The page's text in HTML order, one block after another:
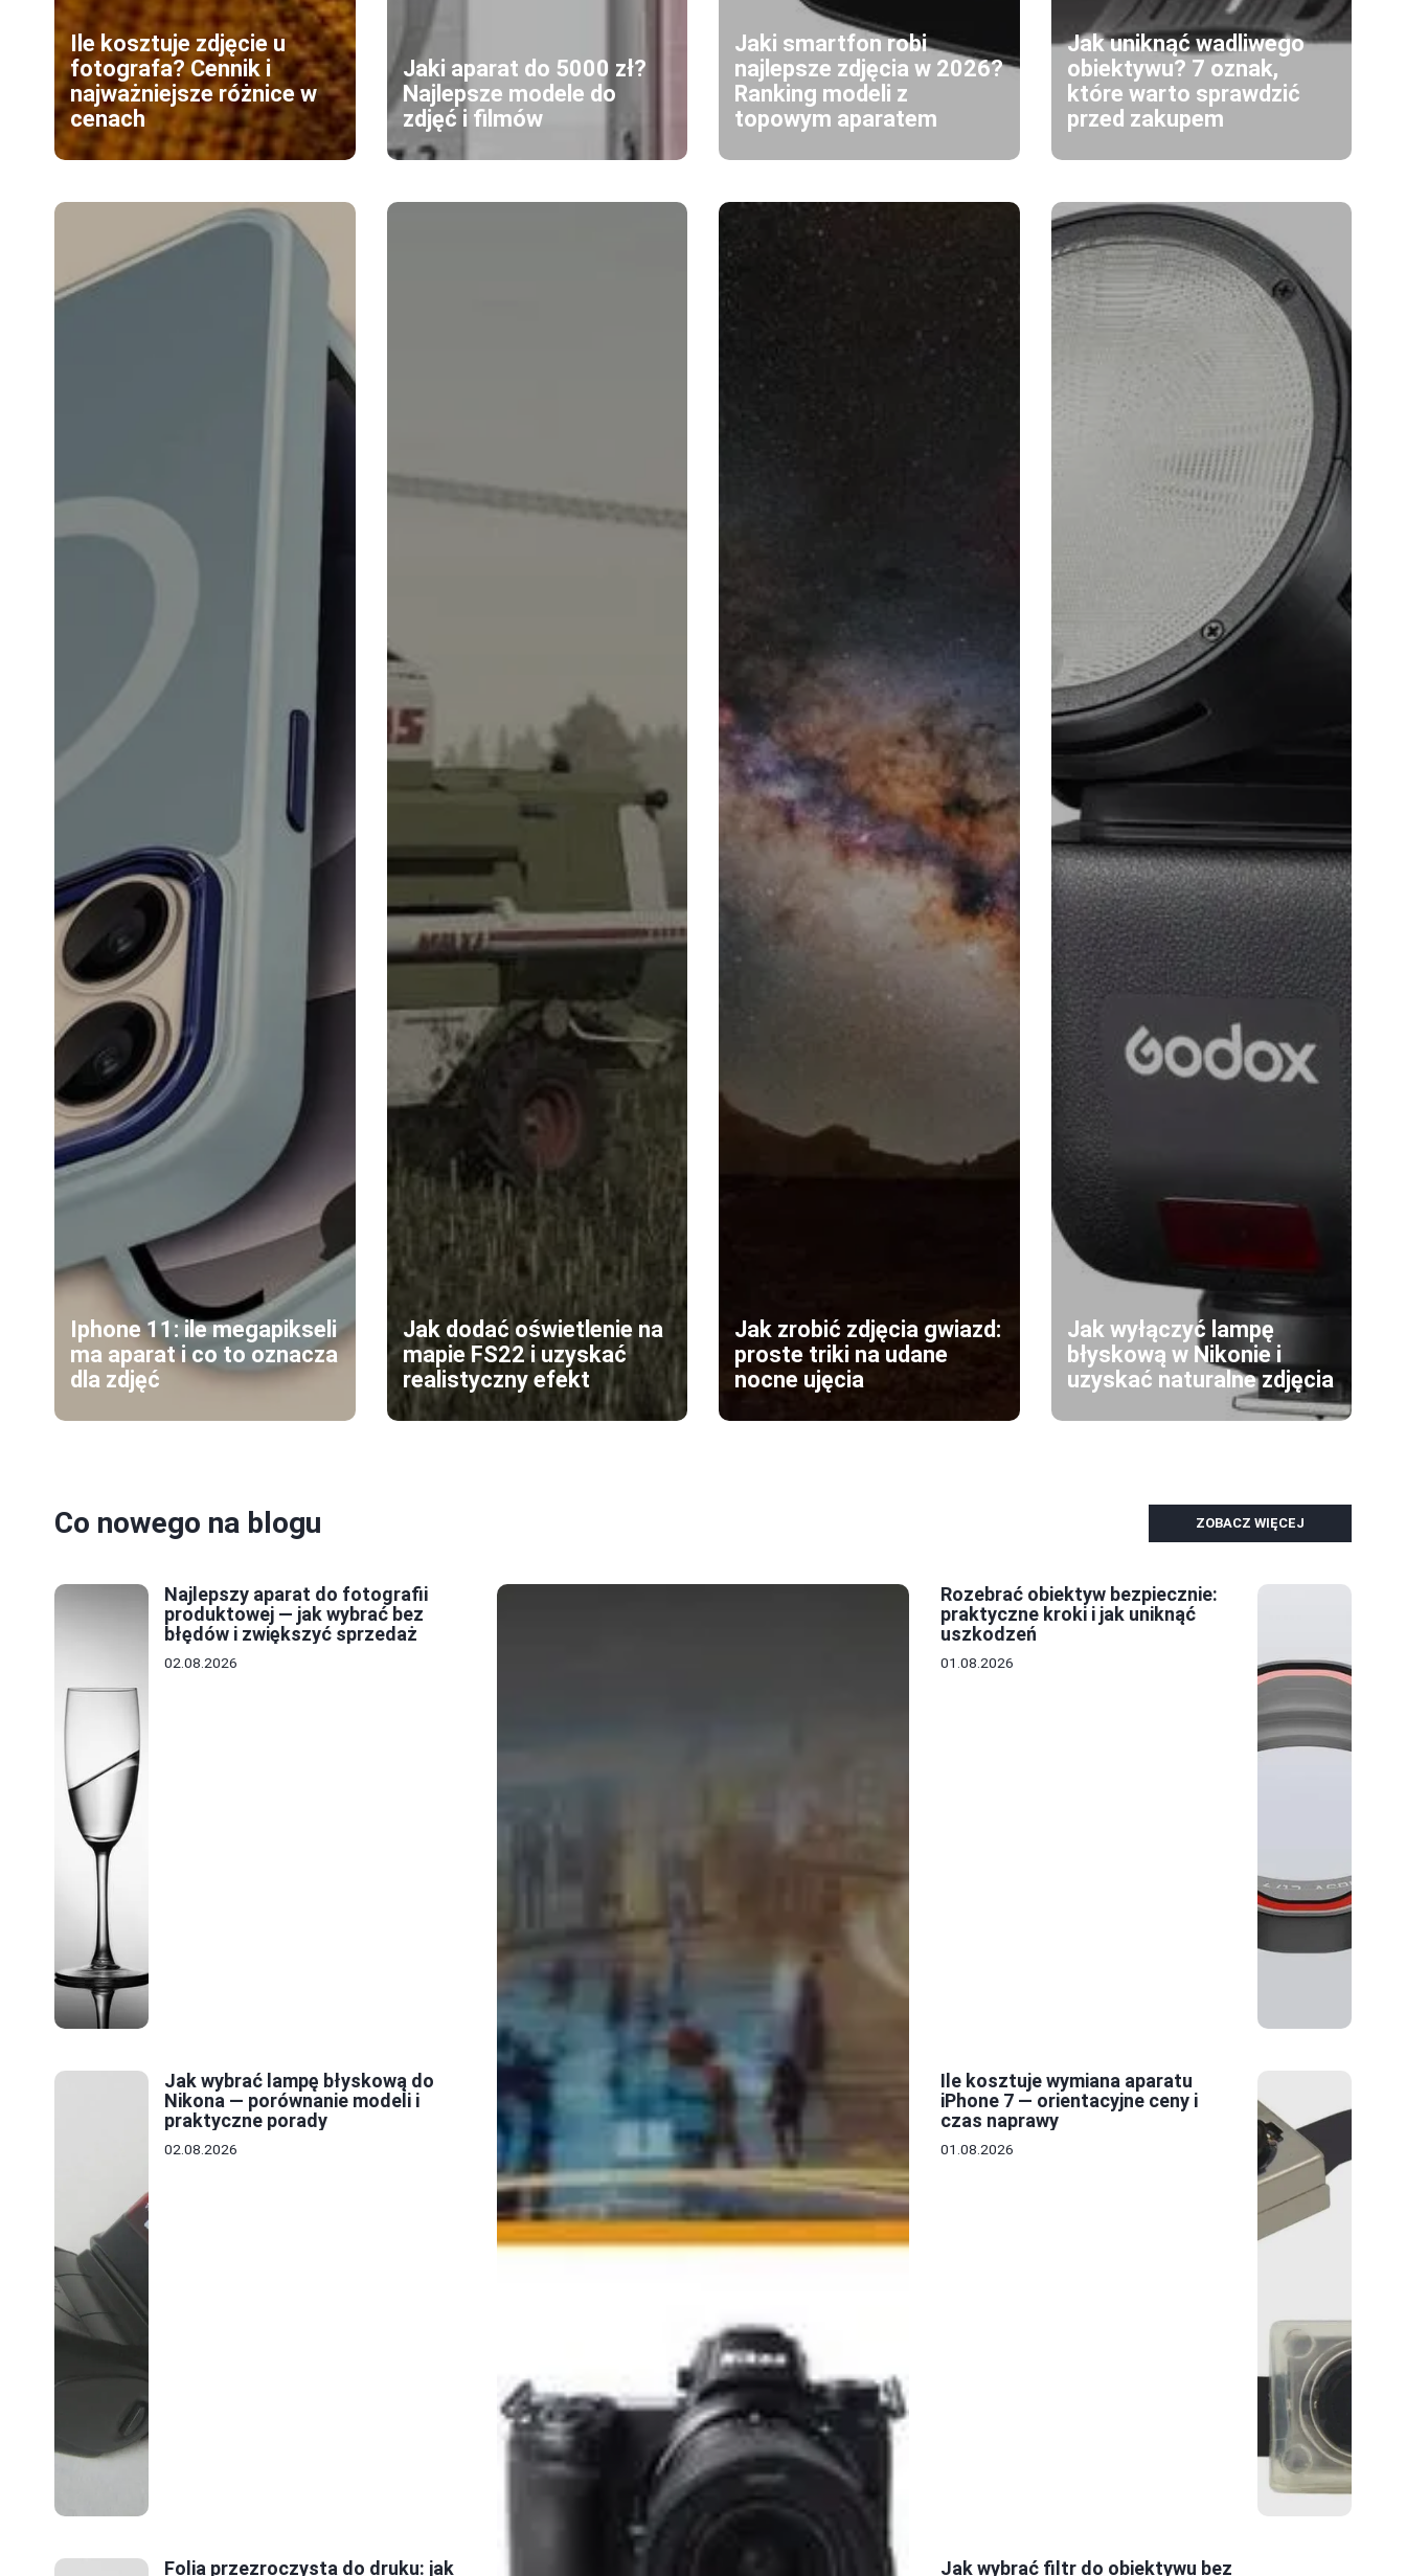
Ile kosztuje zdjęcie u
fotografa? Cennik i
najważniejsze różnice w
cenach
Jaki aparat do 5000 zł?
Najlepsze modele do
zdjęć i filmów
Jaki smartfon robi
najlepsze zdjęcia w 2026?
Ranking modeli z
topowym aparatem
Jak uniknąć wadliwego
obiektywu? 7 oznak,
które warto sprawdzić
przed zakupem
Iphone 11: ile megapikseli
ma aparat i co to oznacza
dla zdjęć
Jak dodać oświetlenie na
mapie FS22 i uzyskać
realistyczny efekt
Jak zrobić zdjęcia gwiazd:
proste triki na udane
nocne ujęcia
Jak wyłączyć lampę
błyskową w Nikonie i
uzyskać naturalne zdjęcia
Co nowego na blogu ZOBACZ WIĘCEJ
Najlepszy aparat do fotografii
produktowej — jak wybrać bez
błędów i zwiększyć sprzedaż
02.08.2026
Jak wybrać lampę błyskową do
Nikona — porównanie modeli i
praktyczne porady
02.08.2026
Folia przezroczysta do druku: jak
Rozebrać obiektyw bezpiecznie:
praktyczne kroki i jak uniknąć
uszkodzeń
01.08.2026
Ile kosztuje wymiana aparatu
iPhone 7 — orientacyjne ceny i
czas naprawy
01.08.2026
Jak wybrać filtr do obiektywu bez